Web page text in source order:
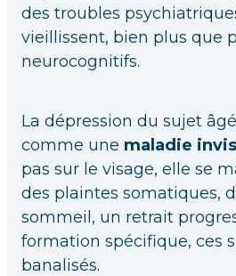
des troubles
vieillissent, bien plus que
neurocognitifs.
La dépression du sujet
comme une maladie
pas sur le visage, elle se
des plaintes somatiques,
sommeil, un retrait
formation spécifique, ces
banalisés.